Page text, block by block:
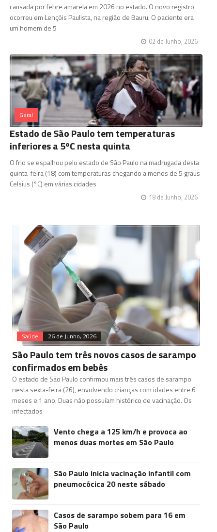
causada por febre amarela em 2026 no estado. O novo registro
ocorreu em Lençóis Paulista, na região de Bauru. O paciente era
um homem de 5
02 de Junho, 2026
Geral
Estado de São Paulo tem temperaturas
inferiores a 5ºC nesta quinta
O frio se espalhou pelo estado de São Paulo na madrugada desta
quinta-feira (18) com temperaturas chegando a menos de 5 graus
Celsius (°C) em várias cidades
18 de Junho, 2026
Saúde 26 de Junho, 2026
São Paulo tem três novos casos de sarampo
confirmados em bebês
O estado de São Paulo confirmou mais três casos de sarampo
nesta sexta-feira (26), envolvendo crianças com idades entre 6
meses e 1 ano. Duas não possuíam histórico de vacinação. Os
infectados
Vento chega a 125 km/h e provoca ao
menos duas mortes em São Paulo
São Paulo inicia vacinação infantil com
pneumocócica 20 neste sábado
Casos de sarampo sobem para 16 em
São Paulo